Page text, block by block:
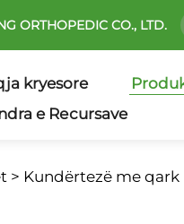
ORTHOPEDIC CO., LTD.
kryesore
e Rесursave
> Kundërtezë me qark